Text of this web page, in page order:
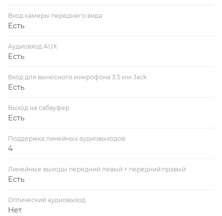
Вход камеры переднего вида
Есть
Аудиовход AUX
Есть
Вход для выносного микрофона 3.5 мм Jack
Есть
Выход на сабвуфер
Есть
Поддержка линейных аудиовыходов
4
Линейные выходы передний левый + передний правый
Есть
Оптический аудиовыход
Нет